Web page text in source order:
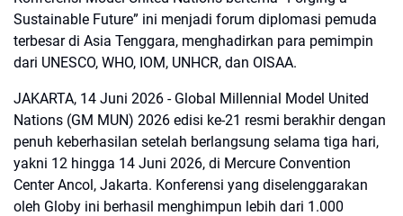
Sustainable Future” ini menjadi forum diplomasi pemuda
terbesar di Asia Tenggara, menghadirkan para pemimpin
dari UNESCO, WHO, IOM, UNHCR, dan OISAA.
JAKARTA, 14 Juni 2026 - Global Millennial Model United
Nations (GM MUN) 2026 edisi ke-21 resmi berakhir dengan
penuh keberhasilan setelah berlangsung selama tiga hari,
yakni 12 hingga 14 Juni 2026, di Mercure Convention
Center Ancol, Jakarta. Konferensi yang diselenggarakan
oleh Globy ini berhasil menghimpun lebih dari 1.000